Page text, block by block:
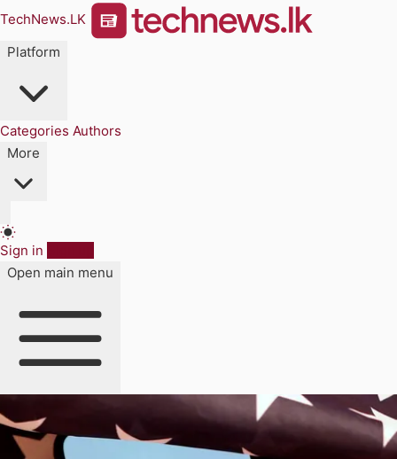
TechNews.LK
Platform
Categories Authors
More
Sign in
Open main menu